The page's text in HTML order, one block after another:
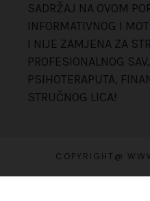
SADRŽAJ NA OVOM
INFORMATIVNOG I
I NIJE ZAMJENA ZA
PROFESIONALNOG
PSIHOTERAPUTA,
STRUČNOG LICA!
COPYRIGHT@